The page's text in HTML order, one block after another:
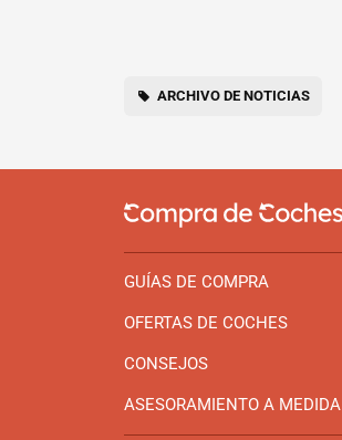
ARCHIVO DE NOTICIAS
GUÍAS DE COMPRA
OFERTAS DE COCHES
CONSEJOS
ASESORAMIENTO A MEDIDA